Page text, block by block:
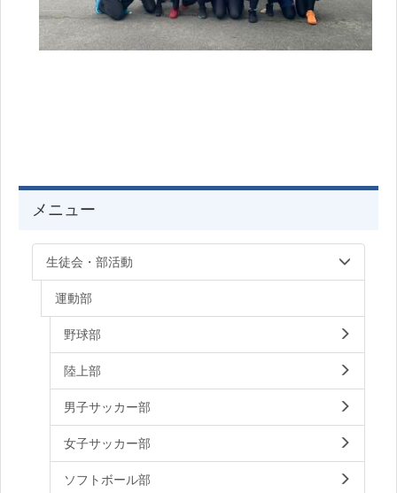
メニュー
生徒会・部活動
運動部
野球部
陸上部
男子サッカー部
女子サッカー部
ソフトボール部